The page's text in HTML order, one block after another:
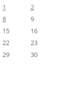
1
2
8
9
15
16
22
23
29
30